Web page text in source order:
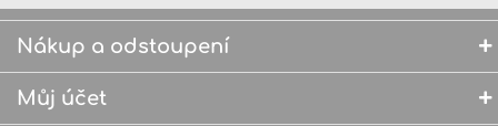
Nákup a odstoupení
Můj účet